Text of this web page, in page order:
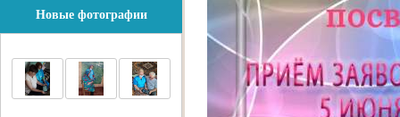
Новые фотографии